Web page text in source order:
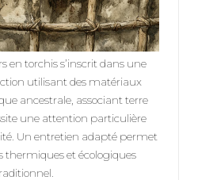
en torchis s’inscrit dans une
utilisant des matériaux
ancestrale, associant terre
une attention particulière
Un entretien adapté permet
thermiques et écologiques